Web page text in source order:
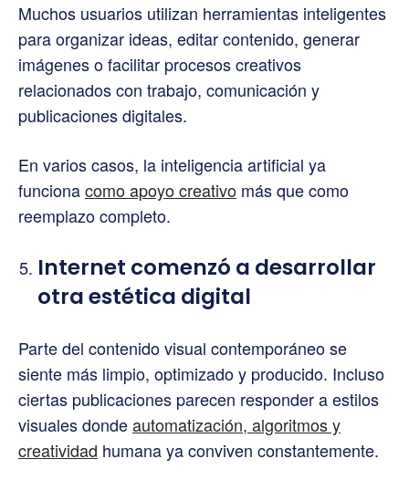
Muchos usuarios utilizan herramientas inteligentes
para organizar ideas, editar contenido, generar
imágenes o facilitar procesos creativos
relacionados con trabajo, comunicación y
publicaciones digitales.
En varios casos, la inteligencia artificial ya
funcionacomo apoyo creativo más que como
reemplazo completo.
Internet comenzó a desarrollar
otra estética digital
Parte del contenido visual contemporáneo se
siente más limpio, optimizado y producido. Incluso
ciertas publicaciones parecen responder a estilos
visuales dondeautomatización, algoritmos y
creatividad humana ya conviven constantemente.